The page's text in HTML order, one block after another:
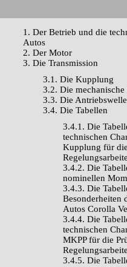
1. Der Betrieb und die
Autos
2. Der Motor
3. Die Transmission
3.1. Die Kupplung
3.2. Die mechanische
3.3. Die
3.4. Die Tabellen
3.4.1. Die
technischen
Kupplung für
3.4.2. Die
nominellen
3.4.3. Die
Besonderheiten
Autos Corolla
3.4.4. Die
technischen
MKPP für die
3.4.5. Die